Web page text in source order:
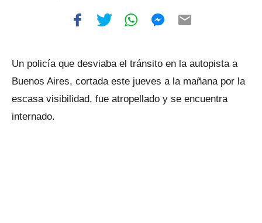
Un policía que desviaba el tránsito en la autopista a
Buenos Aires, cortada este jueves a la mañana por la
escasa visibilidad, fue atropellado y se encuentra
internado.